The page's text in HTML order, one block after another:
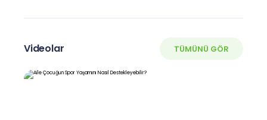
Videolar TÜMÜNÜ GÖR